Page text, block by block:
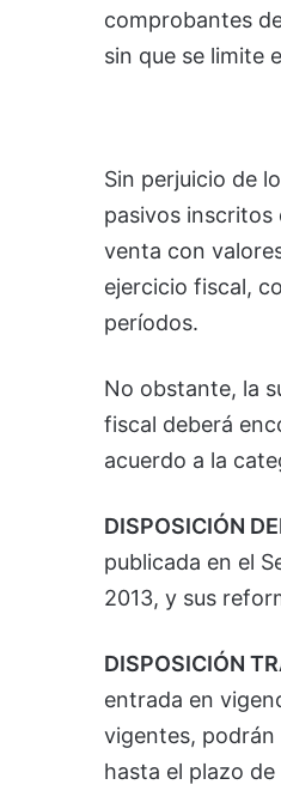
comprobantes
sin que se limite
Sin perjuicio de
pasivos
venta con
ejercicio fiscal,
períodos.
No obstante, la
fiscal deberá
acuerdo a la
DISPOSICIÓN
publicada en el
2013, y sus
DISPOSICIÓN
entrada en
vigentes,
hasta el plazo